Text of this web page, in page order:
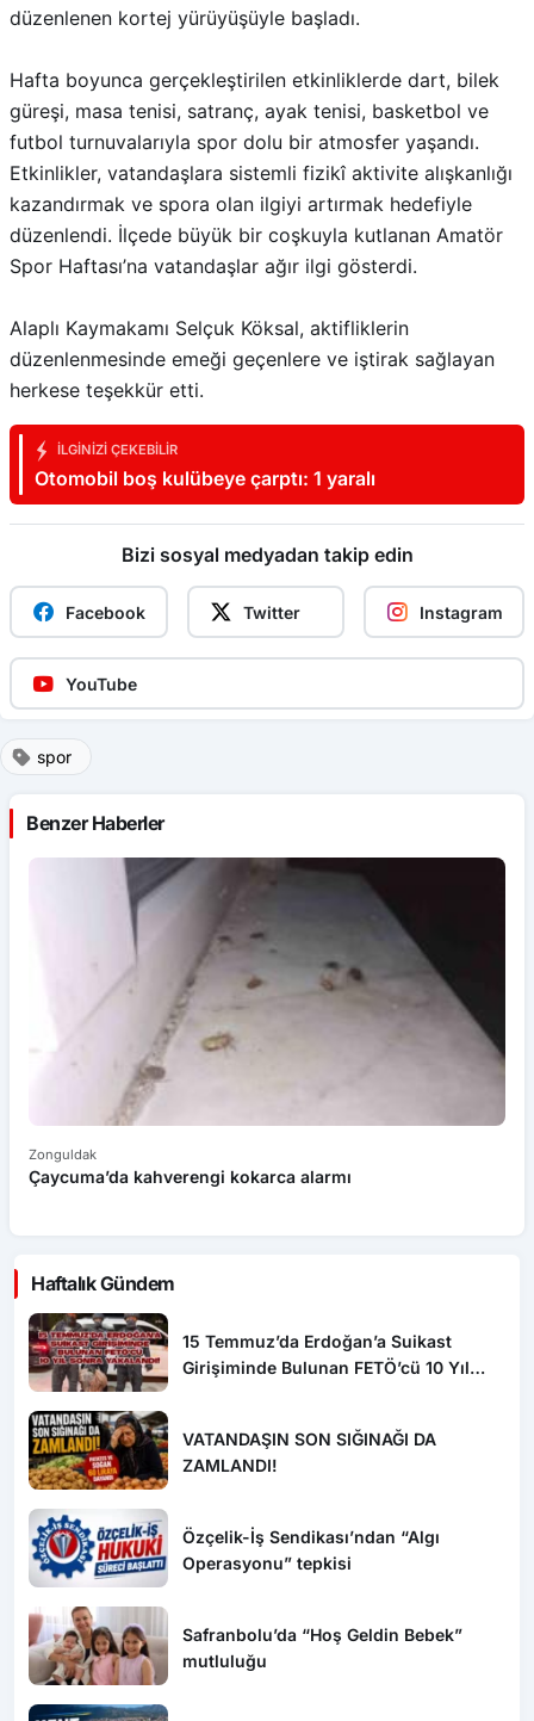
düzenlenen kortej yürüyüşüyle başladı.
Hafta boyunca gerçekleştirilen etkinliklerde dart, bilek
güreşi, masa tenisi, satranç, ayak tenisi, basketbol ve
futbol turnuvalarıyla spor dolu bir atmosfer yaşandı.
Etkinlikler, vatandaşlara sistemli fizikî aktivite alışkanlığı
kazandırmak ve spora olan ilgiyi artırmak hedefiyle
düzenlendi. İlçede büyük bir coşkuyla kutlanan Amatör
Spor Haftası’na vatandaşlar ağır ilgi gösterdi.
Alaplı Kaymakamı Selçuk Köksal, aktifliklerin
düzenlenmesinde emeği geçenlere ve iştirak sağlayan
herkese teşekkür etti.
İLGINIZI ÇEKEBILIR
Otomobil boş kulübeye çarptı: 1 yaralı
Bizi sosyal medyadan takip edin
Facebook Twitter Instagram
YouTube
spor
Benzer Haberler
Zonguldak
Çaycuma’da kahverengi kokarca alarmı
Haftalık Gündem
15 Temmuz’da Erdoğan’a Suikast
Girişiminde Bulunan FETÖ’cü 10 Yıl
VATANDAŞIN SON SIĞINAĞI DA
ZAMLANDI!
Özçelik-İş Sendikası’ndan “Algı
Operasyonu” tepkisi
Safranbolu’da “Hoş Geldin Bebek”
mutluluğu